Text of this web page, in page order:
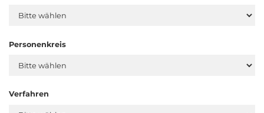
Personenkreis
Verfahren